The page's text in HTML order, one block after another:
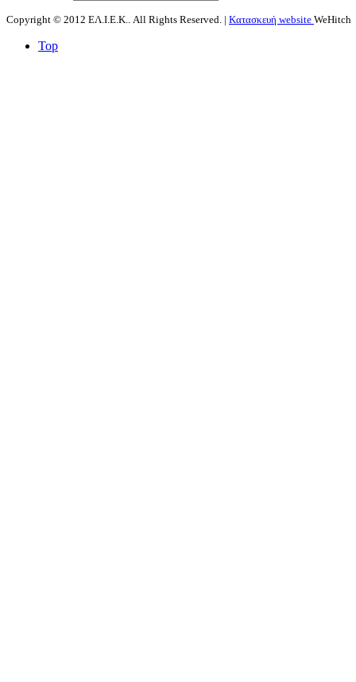
Copyright © 2012 ΕΛ.Ι.Ε.Κ.. All Rights Reserved. | Κατασκευή website WeHitch
Top